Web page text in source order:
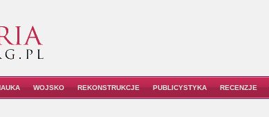
WOJSKO REKONSTRUKCJE PUBLICYSTYKA RECENZJE